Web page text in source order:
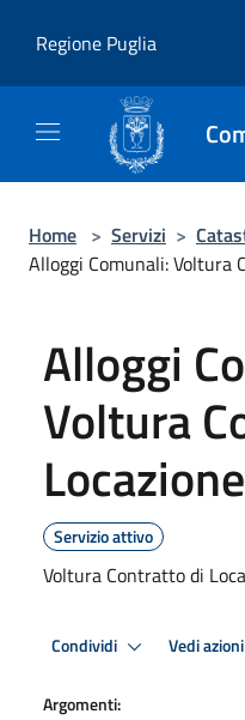
Regione Puglia
Home > Servizi >
Alloggi Comunali: Voltura
Alloggi
Voltura
Locazione
Servizio attivo
Voltura Contratto di
Condividi Vedi azioni
Argomenti: